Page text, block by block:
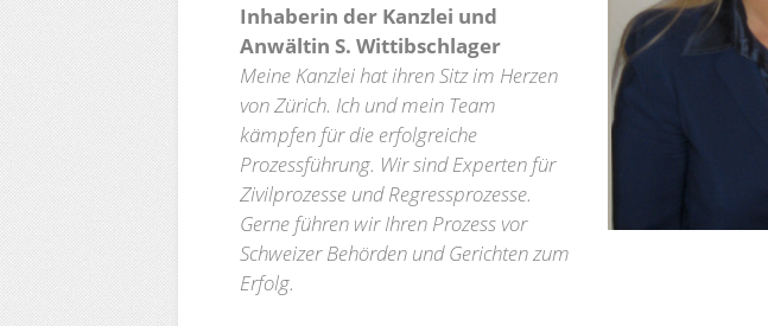
Inhaberin der Kanzlei und
Anwältin S. Wittibschlager
Meine Kanzlei hat ihren Sitz im Herzen
von Zürich. Ich und mein Team
kämpfen für die erfolgreiche
Prozessführung. Wir sind Experten für
Zivilprozesse und Regressprozesse.
Gerne führen wir Ihren Prozess vor
Schweizer Behörden und Gerichten zum
Erfolg.